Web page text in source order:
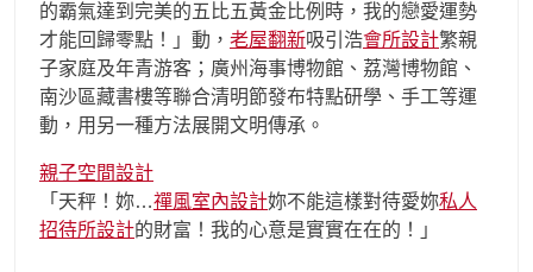
的霸氣達到完美的五比五黃金比例時，我的戀愛運勢
才能回歸零點！」動， 老屋翻新吸引浩會所設計繁親
子家庭及年青游客；廣州海事博物館、荔灣博物館、
南沙區藏書樓等聯合清明節發布特點研學、手工等運
動，用另一種方法展開文明傳承。
親子空間設計
「天秤！妳…禪風室內設計妳不能這樣對待愛妳私人
招待所設計的財富！我的心意是實實在在的！」